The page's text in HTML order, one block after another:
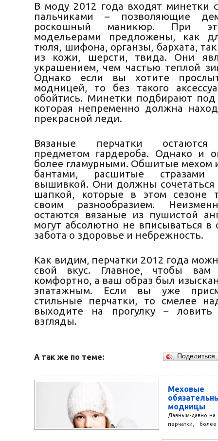
В моду 2012 года входят минетки
пальчиками – позволяющие
роскошный маникюр. При
модельерами предложены, как
тюля, шифона, органзы, бархата,
из кожи, шерсти, твида. Они
украшением, чем частью теплой
Однако если вы хотите
модницей, то без такого
обойтись. Минетки подбирают под
которая непременно должна
прекрасной леди.
Вязаные перчатки остаются
предметом гардероба. Однако и
более гламурными. Обшитые мехом
бантами, расшитые
вышивкой. Они должны
шапкой, которые в этом сезоне
своим разнообразием.
остаются вязаные из пушистой
могут абсолютно не вписываться в
забота о здоровье и небрежность.
Как видим, перчатки 2012 года
свой вкус. Главное, чтобы
комфортно, а ваш образ был
эпатажным. Если вы уже
стильные перчатки, то смелее
выходите на прогулку – ловить
взгляды.
А так же по теме:
модницы
Давным-давно на
перчатки,